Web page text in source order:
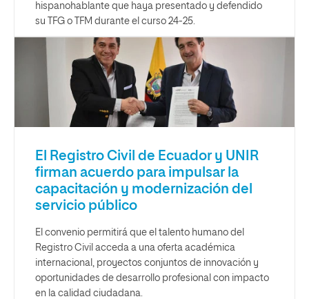
hispanohablante que haya presentado y defendido
su TFG o TFM durante el curso 24-25.
El Registro Civil de Ecuador y UNIR
firman acuerdo para impulsar la
capacitación y modernización del
servicio público
El convenio permitirá que el talento humano del
Registro Civil acceda a una oferta académica
internacional, proyectos conjuntos de innovación y
oportunidades de desarrollo profesional con impacto
en la calidad ciudadana.